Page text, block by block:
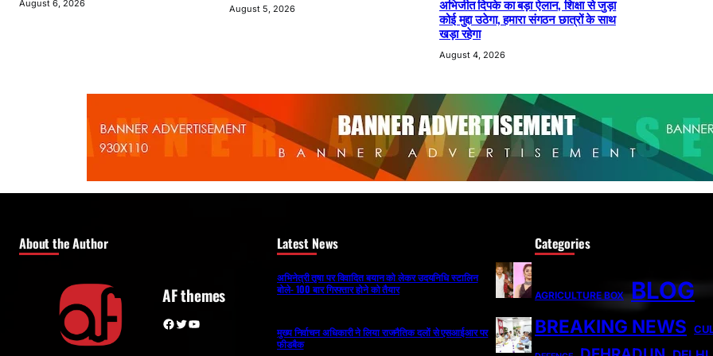
August 6, 2026 August 5, 2026
अभिजीत दिपके का बड़ा ऐलान, शिक्षा से जुड़ा
कोई मुद्दा उठेगा, हमारा संगठन छात्रों के साथ
खड़ा रहेगा
August 4, 2026
About the Author
AF themes
Facebook Twitter YouTube
Latest News
अभिनेत्री तृषा पर विवादित बयान को लेकर उदयनिधि स्टालिन
बोले- 100 बार गिरफ्तार होने को तैयार
मुख्य निर्वाचन अधिकारी ने लिया राजनैतिक दलों से एसआईआर पर
फीडबैक
Categories
AGRICULTURE BOX BLOG
BREAKING NEWS